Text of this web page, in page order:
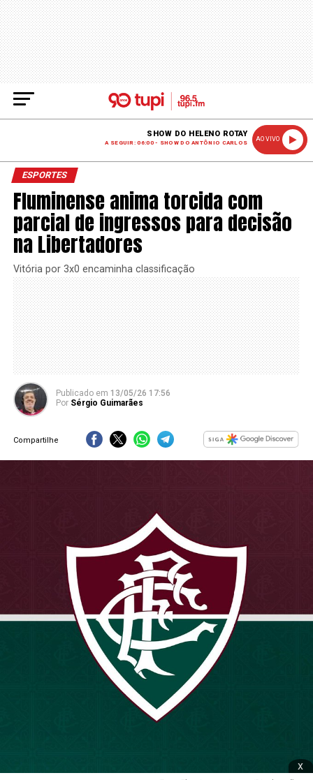
SHOW DO HELENO ROTAY
A SEGUIR: 06:00 - SHOW DO ANTÔNIO CARLOS
AO VIVO
ESPORTES
Fluminense anima torcida com
parcial de ingressos para decisão
na Libertadores
Vitória por 3x0 encaminha classificação
Publicado em 13/05/26 17:56
Por Sérgio Guimarães
Compartilhe
x